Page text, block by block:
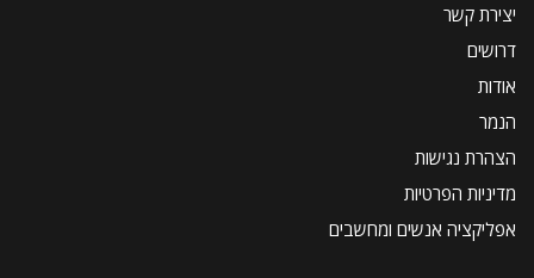
יצירת קשר
דרושים
אודות
הנמר
הצהרת נגישות
מדיניות הפרטיות
אפליקציה אנשים ומחשבים